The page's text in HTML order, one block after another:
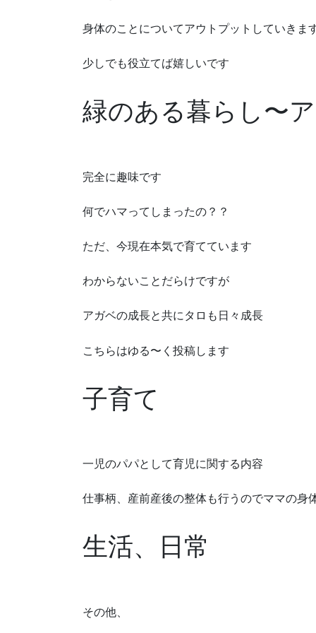
身体のことについてアウトプットしていきま
少しでも役立てば嬉しいです
緑のある暮らし〜
完全に趣味です
何でハマってしまったの？？
ただ、今現在本気で育てています
わからないことだらけですが
アガベの成長と共にタロも日々成長
こちらはゆる〜く投稿します
子育て
一児のパパとして育児に関する内容
仕事柄、産前産後の整体も行うのでママの身
生活、日常
その他、